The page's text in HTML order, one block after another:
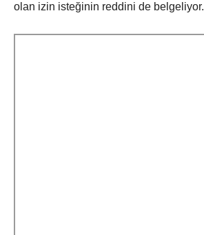
olan izin isteğinin reddini de belgeliyor.